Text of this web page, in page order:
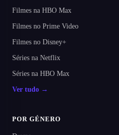
Filmes na HBO Max
Filmes no Prime Video
Filmes no Disney+
Séries na Netflix
Séries na HBO Max
Ver tudo →
POR GÉNERO